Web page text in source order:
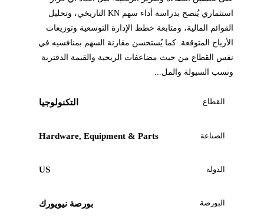
استثماري يُنصح بدراسة أداء سهم KN التاريخي، وتحليل
القوائم المالية، ومتابعة خطط الإدارة التوسعية وتوزيعات
الأرباح المتوقعة. كما يُستحسن مقارنة السهم بمنافسيه في
نفس القطاع من حيث مضاعفات الربحية والقيمة الدفترية
ونسب السيولة والمل...
القطاع التكنولوجيا
الصناعة Hardware, Equipment & Parts
الدولة US
البورصة بورصة نيويورك